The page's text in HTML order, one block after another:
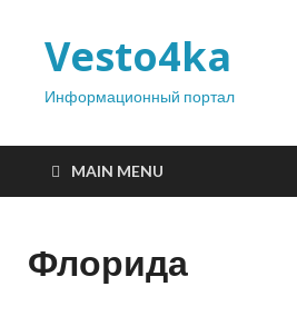
Vesto4ka
Информационный портал
MAIN MENU
Флорида